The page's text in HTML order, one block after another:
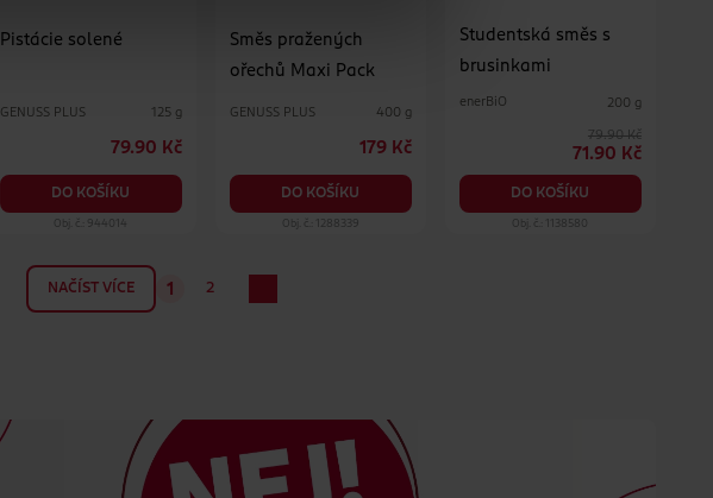
Pistácie solené
GENUSS PLUS 125 g
79.90 Kč
DO KOŠÍKU
Obj. č.: 944014
Směs pražených
ořechů Maxi Pack
GENUSS PLUS 400 g
179 Kč
DO KOŠÍKU
Obj. č.: 1288339
Studentská směs s
brusinkami
enerBiO 200 g
79.90 Kč
71.90 Kč
DO KOŠÍKU
Obj. č.: 1138580
NAČÍST VÍCE 1 2